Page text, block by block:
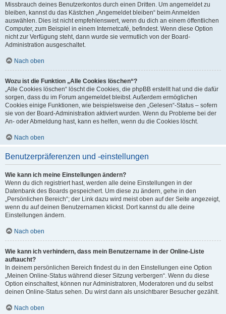
Missbrauch deines Benutzerkontos durch einen Dritten. Um angemeldet zu
bleiben, kannst du das Kästchen „Angemeldet bleiben“ beim Anmelden
auswählen. Dies ist nicht empfehlenswert, wenn du dich an einem öffentlichen
Computer, zum Beispiel in einem Internetcafé, befindest. Wenn diese Option
nicht zur Verfügung steht, dann wurde sie vermutlich von der Board-
Administration ausgeschaltet.
Nach oben
Wozu ist die Funktion „Alle Cookies löschen“?
„Alle Cookies löschen“ löscht die Cookies, die phpBB erstellt hat und die dafür
sorgen, dass du im Forum angemeldet bleibst. Außerdem ermöglichen
Cookies einige Funktionen, wie beispielsweise den „Gelesen“-Status – sofern
sie von der Board-Administration aktiviert wurden. Wenn du Probleme bei der
An- oder Abmeldung hast, kann es helfen, wenn du die Cookies löscht.
Nach oben
Benutzerpräferenzen und -einstellungen
Wie kann ich meine Einstellungen ändern?
Wenn du dich registriert hast, werden alle deine Einstellungen in der
Datenbank des Boards gespeichert. Um diese zu ändern, gehe in den
„Persönlichen Bereich“; der Link dazu wird meist oben auf der Seite angezeigt,
wenn du auf deinen Benutzernamen klickst. Dort kannst du alle deine
Einstellungen ändern.
Nach oben
Wie kann ich verhindern, dass mein Benutzername in der Online-Liste
auftaucht?
In deinem persönlichen Bereich findest du in den Einstellungen eine Option
„Meinen Online-Status während dieser Sitzung verbergen“. Wenn du diese
Option einschaltest, können nur Administratoren, Moderatoren und du selbst
deinen Online-Status sehen. Du wirst dann als unsichtbarer Besucher gezählt.
Nach oben